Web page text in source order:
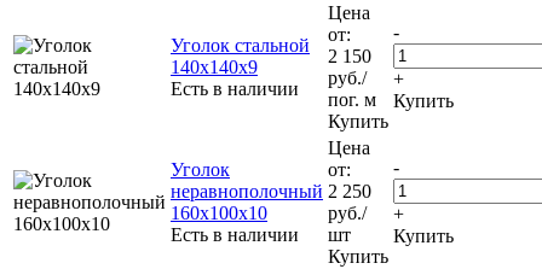
Уголок стальной
140х140х9
Есть в наличии
Цена
от:
2 150
руб./
пог. м
Купить
-
+
Купить
Уголок
неравнополочный
160х100х10
Есть в наличии
Цена
от:
2 250
руб./
шт
Купить
-
+
Купить